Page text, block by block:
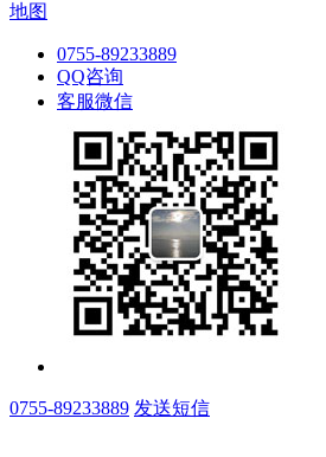
地图
0755-89233889
QQ咨询
客服微信
0755-89233889 发送短信